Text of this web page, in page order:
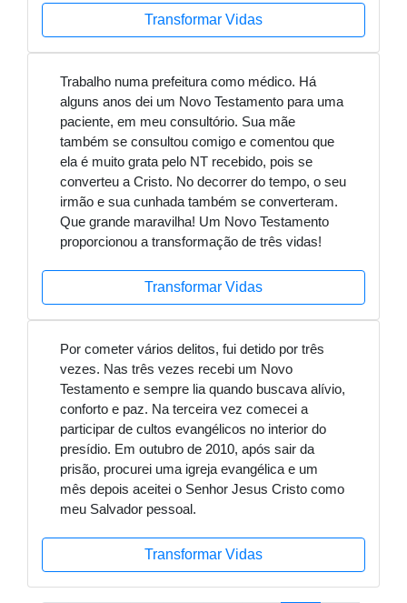
Transformar Vidas
Trabalho numa prefeitura como médico. Há
alguns anos dei um Novo Testamento para uma
paciente, em meu consultório. Sua mãe
também se consultou comigo e comentou que
ela é muito grata pelo NT recebido, pois se
converteu a Cristo. No decorrer do tempo, o seu
irmão e sua cunhada também se converteram.
Que grande maravilha! Um Novo Testamento
proporcionou a transformação de três vidas!
Transformar Vidas
Por cometer vários delitos, fui detido por três
vezes. Nas três vezes recebi um Novo
Testamento e sempre lia quando buscava alívio,
conforto e paz. Na terceira vez comecei a
participar de cultos evangélicos no interior do
presídio. Em outubro de 2010, após sair da
prisão, procurei uma igreja evangélica e um
mês depois aceitei o Senhor Jesus Cristo como
meu Salvador pessoal.
Transformar Vidas